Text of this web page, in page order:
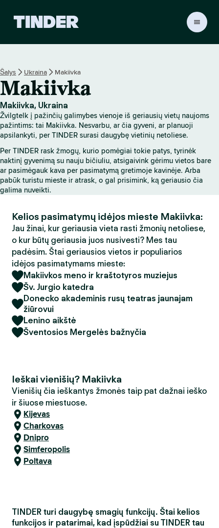
p
a
r
i
n
n
i
s
Šalys Ukraina Makiivka
Makiivka
Makiivka, Ukraina
Žvilgtelk į pažinčių galimybes vienoje iš geriausių vietų naujoms
pažintims: tai Makiivka. Nesvarbu, ar čia gyveni, ar planuoji
apsilankyti, per TINDER surasi daugybę vietinių netoliese.
Per TINDER rask žmogų, kurio pomėgiai tokie patys, tyrinėk
naktinį gyvenimą su nauju bičiuliu, atsigaivink gėrimu vietos bare
ar pasimėgauk kava per pasimatymą gretimoje kavinėje. Arba
pabūk turistu mieste ir atrask, o gal prisimink, ką geriausio čia
galima nuveikti.
Kelios pasimatymų idėjos mieste Makiivka:
Jau žinai, kur geriausia vieta rasti žmonių netoliese,
o kur būtų geriausia juos nusivesti? Mes tau
padėsim. Štai geriausios vietos ir populiarios
idėjos pasimatymams mieste:
Makiivkos meno ir kraštotyros muziejus
Šv. Jurgio katedra
Donecko akademinis rusų teatras jaunajam
žiūrovui
Lenino aikštė
Šventosios Mergelės bažnyčia
Ieškai vienišių? Makiivka
Vienišių čia ieškantys žmonės taip pat dažnai ieško
ir šiuose miestuose.
Kijevas
Charkovas
Dnipro
Simferopolis
Poltava
TINDER turi daugybę smagių funkcijų. Štai kelios
funkcijos ir patarimai, kad įspūdžiai su TINDER tau